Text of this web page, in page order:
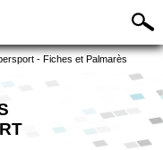
- Fiches et Palmarès